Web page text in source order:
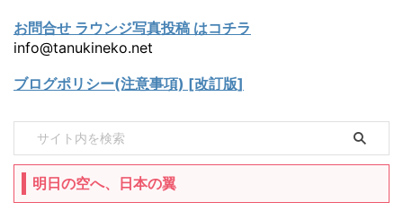
お問合せ ラウンジ写真投稿 はコチラ
info@tanukineko.net
ブログポリシー(注意事項) [改訂版]
明日の空へ、日本の翼